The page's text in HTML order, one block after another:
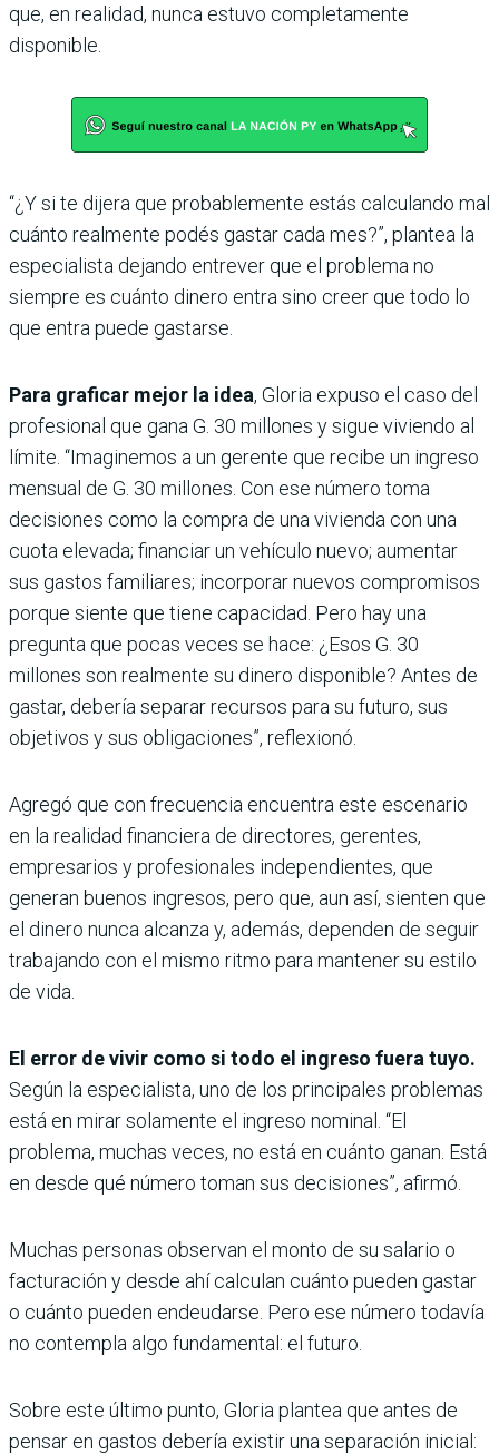
que, en realidad, nunca estuvo completamente
disponible.
“¿Y si te dijera que probablemente estás calculando mal
cuánto realmente podés gastar cada mes?”, plantea la
especialista dejando entrever que el problema no
siempre es cuánto dinero entra sino creer que todo lo
que entra puede gastarse.
Para graficar mejor la idea, Gloria expuso el caso del
profesional que gana G. 30 millones y sigue viviendo al
límite. “Imaginemos a un gerente que recibe un ingreso
mensual de G. 30 millones. Con ese número toma
decisiones como la compra de una vivienda con una
cuota elevada; financiar un vehículo nuevo; aumentar
sus gastos familiares; incorporar nuevos compromisos
porque siente que tiene capacidad. Pero hay una
pregunta que pocas veces se hace: ¿Esos G. 30
millones son realmente su dinero disponible? Antes de
gastar, debería separar recursos para su futuro, sus
objetivos y sus obligaciones”, reflexionó.
Agregó que con frecuencia encuentra este escenario
en la realidad financiera de directores, gerentes,
empresarios y profesionales independientes, que
generan buenos ingresos, pero que, aun así, sienten que
el dinero nunca alcanza y, además, dependen de seguir
trabajando con el mismo ritmo para mantener su estilo
de vida.
El error de vivir como si todo el ingreso fuera tuyo.
Según la especialista, uno de los principales problemas
está en mirar solamente el ingreso nominal. “El
problema, muchas veces, no está en cuánto ganan. Está
en desde qué número toman sus decisiones”, afirmó.
Muchas personas observan el monto de su salario o
facturación y desde ahí calculan cuánto pueden gastar
o cuánto pueden endeudarse. Pero ese número todavía
no contempla algo fundamental: el futuro.
Sobre este último punto, Gloria plantea que antes de
pensar en gastos debería existir una separación inicial: